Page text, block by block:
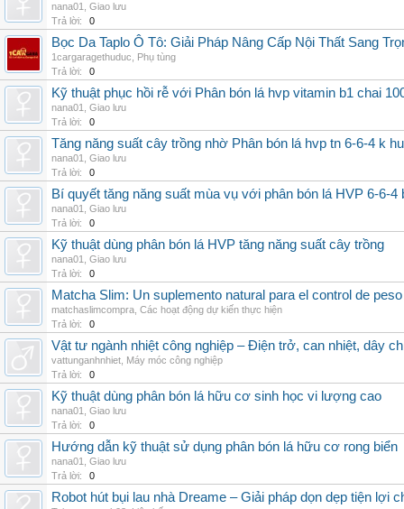
nana01
Giao lưu
Trả lời:
0
Bọc Da Taplo Ô Tô: Giải Pháp Nâng Cấp Nội Thất Sang
1cargaragethuduc
Phụ tùng
Trả lời:
0
Kỹ thuật phục hồi rễ với Phân bón lá hvp vitamin b1 chai
nana01
Giao lưu
Trả lời:
0
Tăng năng suất cây trồng nhờ Phân bón lá hvp tn 6-6-4 k
nana01
Giao lưu
Trả lời:
0
Bí quyết tăng năng suất mùa vụ với phân bón lá HVP 6-6-4
nana01
Giao lưu
Trả lời:
0
Kỹ thuật dùng phân bón lá HVP tăng năng suất cây trồng
nana01
Giao lưu
Trả lời:
0
Matcha Slim: Un suplemento natural para el control de peso
matchaslimcompra Các hoạt động dự kiến thực hiện
Trả lời:
0
Vật tư ngành nhiệt công nghiệp – Điện trở, can nhiệt, dây
vattunganhnhiet Máy móc công nghiệp
Trả lời:
0
Kỹ thuật dùng phân bón lá hữu cơ sinh học vi lượng cao
nana01
Giao lưu
Trả lời:
0
Hướng dẫn kỹ thuật sử dụng phân bón lá hữu cơ rong biển
nana01
Giao lưu
Trả lời:
0
Robot hút bụi lau nhà Dreame – Giải pháp dọn dẹp tiện lợi